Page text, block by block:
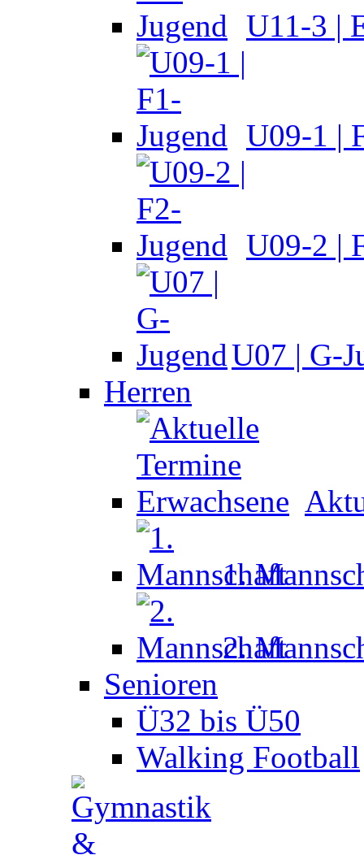
U11-3 |
U09-1 |
U09-2 |
U07 | G-
Herren
1.
2.
Senioren
Ü32 bis Ü50
Walking Football